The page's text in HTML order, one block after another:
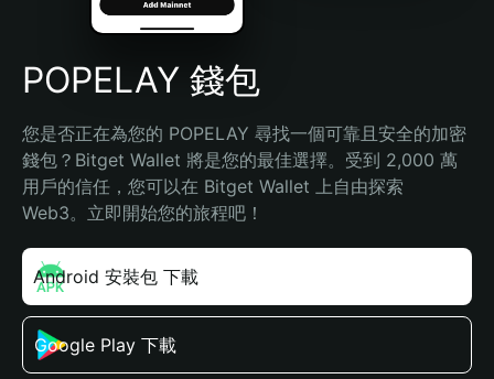
Español (Argentina)
POPELAY 錢包
您是否正在為您的 POPELAY 尋找一個可靠且安全的加密
錢包？Bitget Wallet 將是您的最佳選擇。受到 2,000 萬
用戶的信任，您可以在 Bitget Wallet 上自由探索
Web3。立即開始您的旅程吧！
Android 安裝包 下載
Google Play 下載